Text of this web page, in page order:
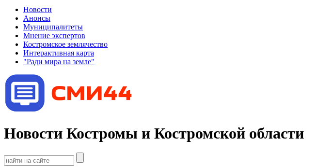
Новости
Анонсы
Муниципалитеты
Мнение экспертов
Костромское землячество
Интерактивная карта
"Ради мира на земле"
Новости Костромы и Костромской области